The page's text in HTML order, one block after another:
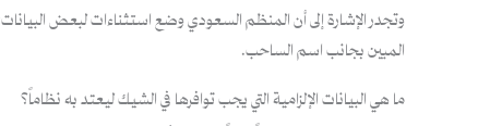
وتجدر الإشارة إلى أن المنظم السعودي وضع استثناءات لبعض
المبين بجانب اسم الساحب.
ما هي البيانات الإلزامية التي يجب توافرها في الشيك ليعتد به نظاماً؟